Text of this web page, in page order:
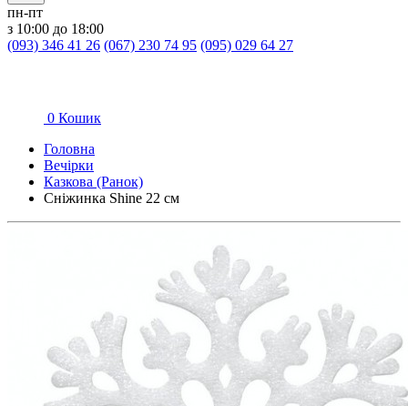
пн-пт
з 10:00 до 18:00
(093) 346 41 26 (067) 230 74 95 (095) 029 64 27
0 Кошик
Головна
Вечірки
Казкова (Ранок)
Сніжинка Shine 22 см